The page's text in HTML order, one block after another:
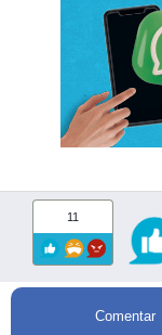
11
Comentar